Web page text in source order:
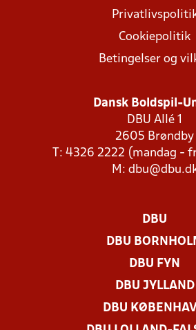
Cookiepolitik
Betingelser og
Dansk Boldspil-
DBU Allé 1
2605 Brøndby
T: 4326 2222 (mandag -
M:
DBU
DBU
DBU FYN
DBU JYLLAND
DBU